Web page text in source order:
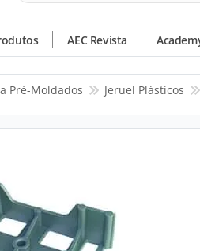
tinta,
etc
AEC Revista
Pré-Moldados Jeruel Plásticos